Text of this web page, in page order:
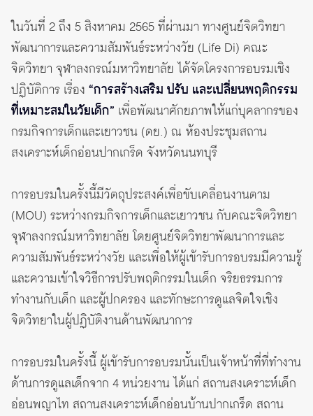
ในวันที่ 2 ถึง 5 สิงหาคม 2565 ที่ผ่านมา ทางศูนย์จิตวิทยา
พัฒนาการและความสัมพันธ์ระหว่างวัย (Life Di) คณะ
จิตวิทยา จุฬาลงกรณ์มหาวิทยาลัย ได้จัดโครงการอบรมเชิง
ปฏิบัติการ เรื่อง “การสร้างเสริม ปรับ และเปลี่ยนพฤติกรรม
ที่เหมาะสมในวัยเด็ก” เพื่อพัฒนาศักยภาพให้แก่บุคลากรของ
กรมกิจการเด็กและเยาวชน (ดย.) ณ ห้องประชุมสถาน
สงเคราะห์เด็กอ่อนปากเกร็ด จังหวัดนนทบุรี
การอบรมในครั้งนี้มีวัตถุประสงค์เพื่อขับเคลื่อนงานตาม
(MOU) ระหว่างกรมกิจการเด็กและเยาวชน กับคณะจิตวิทยา
จุฬาลงกรณ์มหาวิทยาลัย โดยศูนย์จิตวิทยาพัฒนาการและ
ความสัมพันธ์ระหว่างวัย และเพื่อให้ผู้เข้ารับการอบรมมีความรู้
และความเข้าใจวิธีการปรับพฤติกรรมในเด็ก จริยธรรมการ
ทำงานกับเด็ก และผู้ปกครอง และทักษะการดูแลจิตใจเชิง
จิตวิทยาในผู้ปฏิบัติงานด้านพัฒนาการ
การอบรมในครั้งนี้ ผู้เข้ารับการอบรมนั้นเป็นเจ้าหน้าที่ที่ทำงาน
ด้านการดูแลเด็กจาก 4 หน่วยงาน ได้แก่ สถานสงเคราะห์เด็ก
อ่อนพญาไท สถานสงเคราะห์เด็กอ่อนบ้านปากเกร็ด สถาน